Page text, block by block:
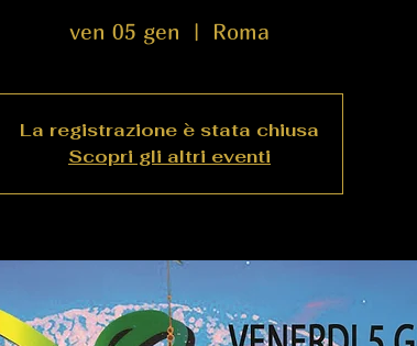
ven 05 gen
  |
Roma
La registrazione è stata chiusa
Scopri gli altri eventi